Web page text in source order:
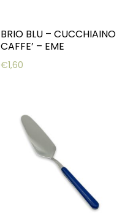
BRIO BLU – CUCCHIAINO
CAFFE’ – EME
€1,60